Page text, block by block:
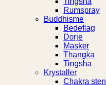
Rumspray
Buddhisme
Bedeflag
Dorje
Masker
Thangka
Tingsha
Krystaller
Chakra sten